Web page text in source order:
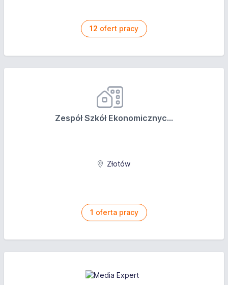
12 ofert pracy
Zespół Szkół Ekonomicznyc...
Złotów
1 oferta pracy